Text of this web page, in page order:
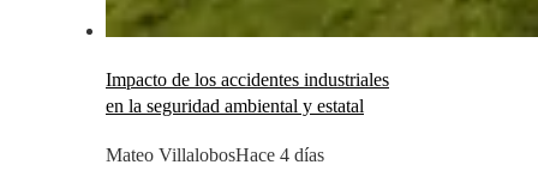
Impacto de los accidentes industriales
en la seguridad ambiental y estatal
Mateo VillalobosHace 4 días